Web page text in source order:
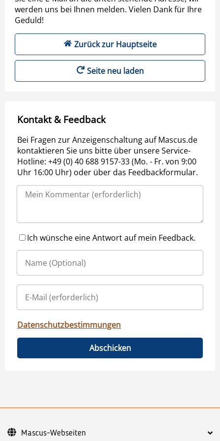
werden uns bei Ihnen melden. Vielen Dank für Ihre
Geduld!
Zurück zur Hauptseite
Seite neu laden
Kontakt & Feedback
Bei Fragen zur Anzeigenschaltung auf Mascus.de
kontaktieren Sie uns bitte über unsere Service-
Hotline: +49 (0) 40 688 9157-33 (Mo. - Fr. von 9:00
Uhr 16:00 Uhr) oder über das Feedbackformular.
Ich wünsche eine Antwort auf mein Feedback.
Datenschutzbestimmungen
Abschicken
Mascus-Webseiten